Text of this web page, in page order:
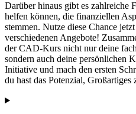
Darüber hinaus gibt es zahlreiche
helfen können, die finanziellen
stemmen. Nutze diese Chance
verschiedenen Angebote!
der CAD-Kurs nicht nur deine
sondern auch deine persönlichen
Initiative und mach den ersten
du hast das Potenzial, Großartiges